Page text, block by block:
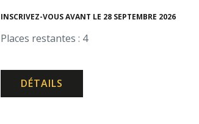
INSCRIVEZ-VOUS AVANT LE 28 SEPTEMBRE 2026
Places restantes : 4
DÉTAILS